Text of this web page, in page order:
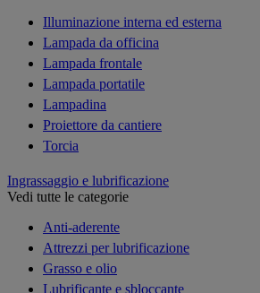
Illuminazione interna ed esterna
Lampada da officina
Lampada frontale
Lampada portatile
Lampadina
Proiettore da cantiere
Torcia
Ingrassaggio e lubrificazione
Vedi tutte le categorie
Anti-aderente
Attrezzi per lubrificazione
Grasso e olio
Lubrificante e sbloccante